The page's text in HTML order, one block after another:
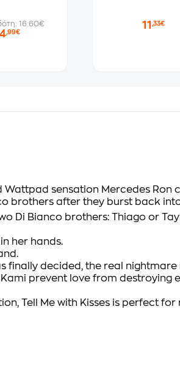
16.60€
,99€
11 ,33€
Wattpad sensation Mercedes Ron
brothers after they burst back
Di Bianco brothers: Thiago or
her hands.
finally decided, the real
prevent love from
Tell Me with Kisses is perfect for